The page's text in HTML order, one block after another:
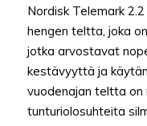
Nordisk Telemark
hengen teltta, joka
jotka arvostavat
kestävyyttä ja
vuodenajan teltta on
tunturiolosuhteita